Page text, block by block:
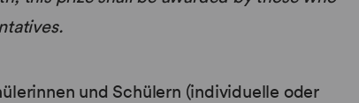
und Schülern (individuelle oder